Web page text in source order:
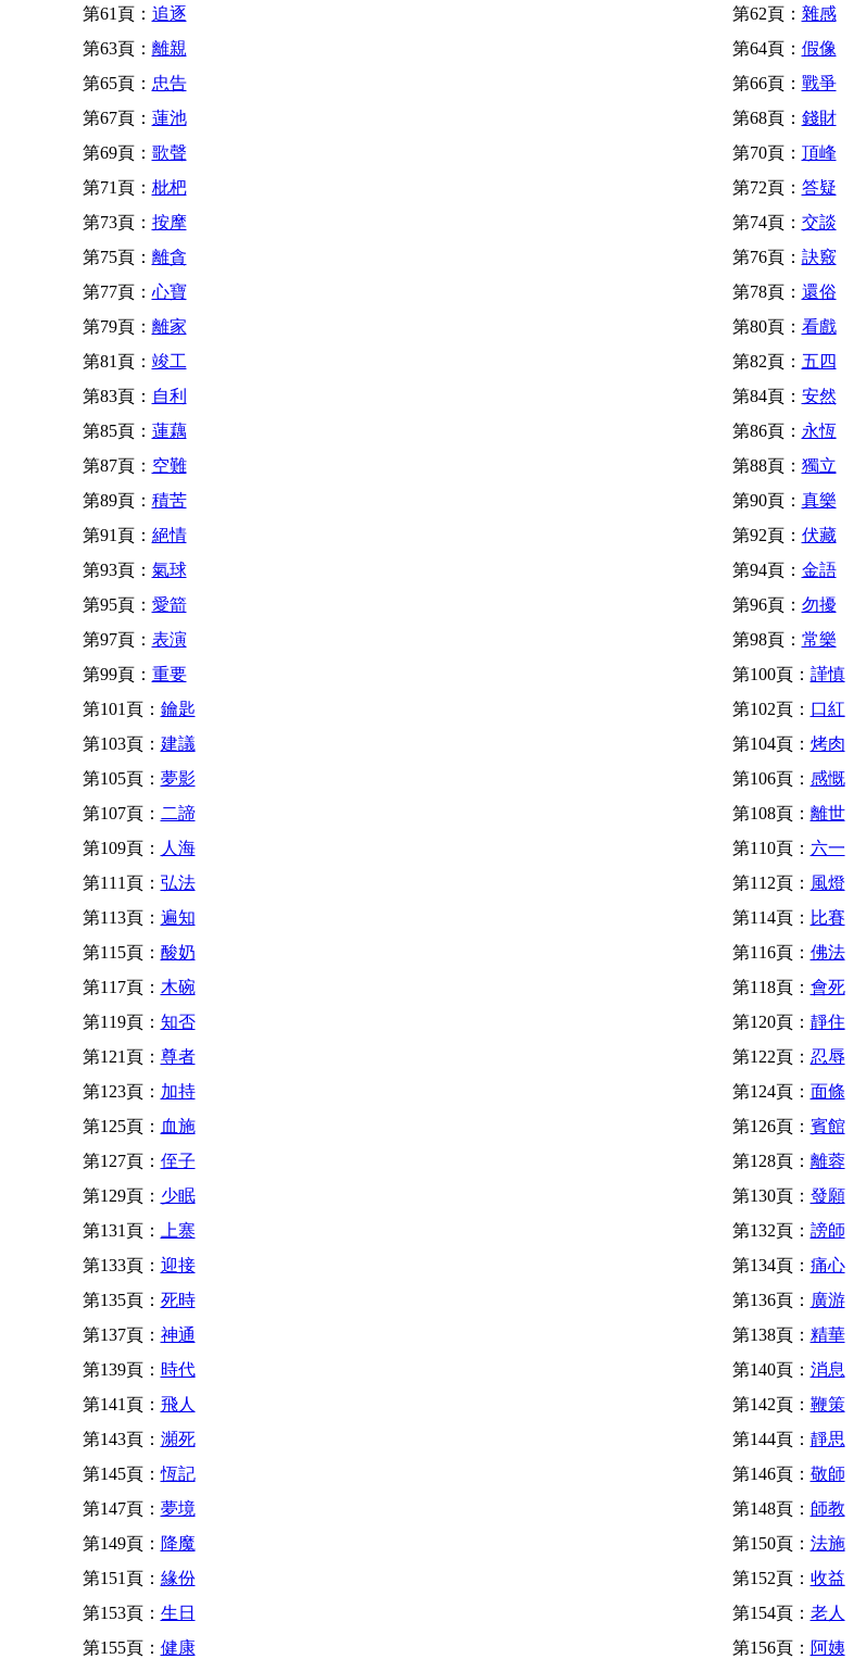
第61頁： 追逐 第62頁： 雜感
第63頁： 離親 第64頁： 假像
第65頁： 忠告 第66頁： 戰爭
第67頁： 蓮池 第68頁： 錢財
第69頁： 歌聲 第70頁： 頂峰
第71頁： 枇杷 第72頁： 答疑
第73頁： 按摩 第74頁： 交談
第75頁： 離貪 第76頁： 訣竅
第77頁： 心寶 第78頁： 還俗
第79頁： 離家 第80頁： 看戲
第81頁： 竣工 第82頁： 五四
第83頁： 自利 第84頁： 安然
第85頁： 蓮藕 第86頁： 永恆
第87頁： 空難 第88頁： 獨立
第89頁： 積苦 第90頁： 真樂
第91頁： 絕情 第92頁： 伏藏
第93頁： 氣球 第94頁： 金語
第95頁： 愛箭 第96頁： 勿擾
第97頁： 表演 第98頁： 常樂
第99頁： 重要 第100頁： 謹慎
第101頁： 鑰匙 第102頁： 口紅
第103頁： 建議 第104頁： 烤肉
第105頁： 夢影 第106頁： 感慨
第107頁： 二諦 第108頁： 離世
第109頁： 人海 第110頁： 六一
第111頁： 弘法 第112頁： 風燈
第113頁： 遍知 第114頁： 比賽
第115頁： 酸奶 第116頁： 佛法
第117頁： 木碗 第118頁： 會死
第119頁： 知否 第120頁： 靜住
第121頁： 尊者 第122頁： 忍辱
第123頁： 加持 第124頁： 面條
第125頁： 血施 第126頁： 賓館
第127頁： 侄子 第128頁： 離蓉
第129頁： 少眠 第130頁： 發願
第131頁：
上寨 第132頁： 謗師
第133頁： 迎接 第134頁： 痛心
第135頁： 死時 第136頁： 廣游
第137頁： 神通 第138頁： 精華
第139頁： 時代 第140頁： 消息
第141頁： 飛人 第142頁： 鞭策
第143頁： 瀕死 第144頁： 靜思
第145頁：恆記 第146頁： 敬師
第147頁： 夢境 第148頁： 師教
第149頁： 降魔 第150頁： 法施
第151頁： 緣份 第152頁： 收益
第153頁： 生日 第154頁： 老人
第155頁： 健康 第156頁： 阿姨